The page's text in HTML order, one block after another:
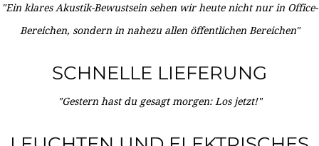
"Ein klares Akustik-Bewustsein sehen wir heute nicht nur in Office-
Bereichen, sondern in nahezu allen öffentlichen Bereichen"
SCHNELLE LIEFERUNG
"Gestern hast du gesagt morgen: Los jetzt!"